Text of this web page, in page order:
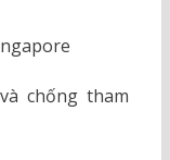
chống tham